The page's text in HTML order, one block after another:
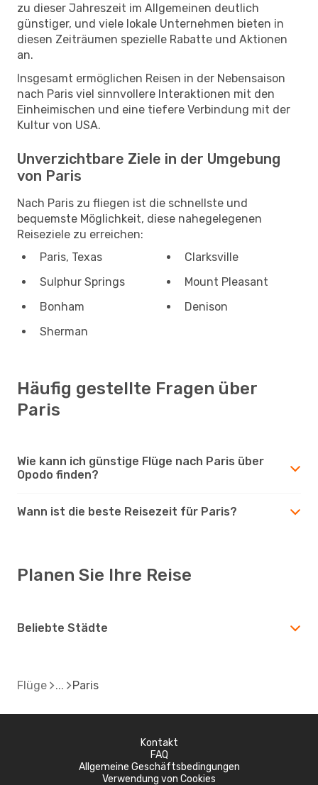
zu dieser Jahreszeit im Allgemeinen deutlich
günstiger, und viele lokale Unternehmen bieten in
diesen Zeiträumen spezielle Rabatte und Aktionen
an.
Insgesamt ermöglichen Reisen in der Nebensaison
nach Paris viel sinnvollere Interaktionen mit den
Einheimischen und eine tiefere Verbindung mit der
Kultur von USA.
Unverzichtbare Ziele in der Umgebung
von Paris
Nach Paris zu fliegen ist die schnellste und
bequemste Möglichkeit, diese nahegelegenen
Reiseziele zu erreichen:
Paris, Texas
Clarksville
Sulphur Springs
Mount Pleasant
Bonham
Denison
Sherman
Häufig gestellte Fragen über
Paris
Wie kann ich günstige Flüge nach Paris über
Opodo finden?
Wann ist die beste Reisezeit für Paris?
Planen Sie Ihre Reise
Beliebte Städte
Flüge Paris
Kontakt
FAQ
Allgemeine Geschäftsbedingungen
Verwendung von Cookies